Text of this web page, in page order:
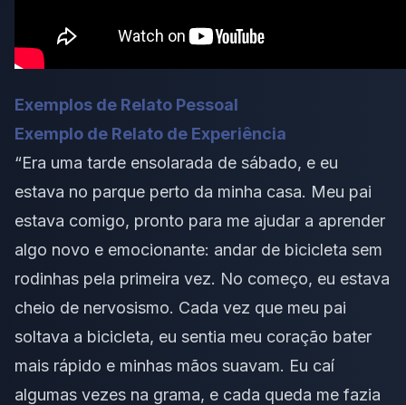
Exemplos de Relato Pessoal
Exemplo de Relato de Experiência
“Era uma tarde ensolarada de sábado, e eu
estava no parque perto da minha casa. Meu pai
estava comigo, pronto para me ajudar a aprender
algo novo e emocionante: andar de bicicleta sem
rodinhas pela primeira vez. No começo, eu estava
cheio de nervosismo. Cada vez que meu pai
soltava a bicicleta, eu sentia meu coração bater
mais rápido e minhas mãos suavam. Eu caí
algumas vezes na grama, e cada queda me fazia